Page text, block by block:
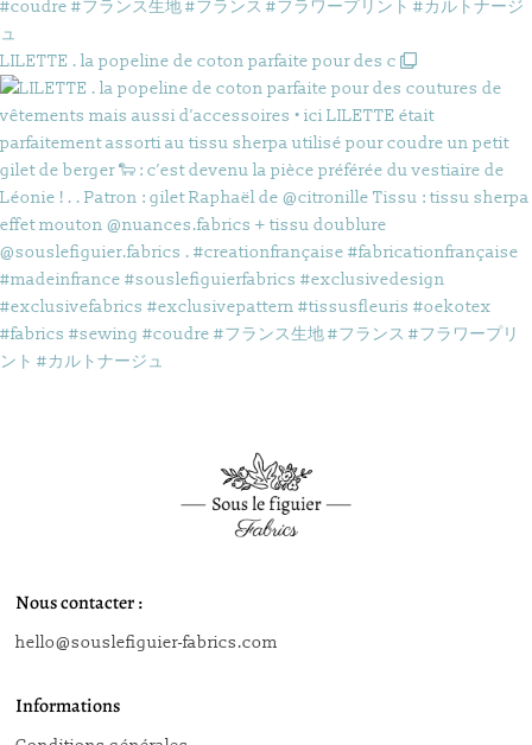
LILETTE . la popeline de coton parfaite pour des c
Nous contacter :
hello@souslefiguier-fabrics.com
Informations